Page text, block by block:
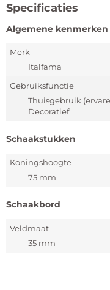
Specificaties
Algemene kenmerken
Merk
Italfama
Gebruiksfunctie
Thuisgebruik
Decoratief
Schaakstukken
Koningshoogte
75 mm
Schaakbord
Veldmaat
35 mm